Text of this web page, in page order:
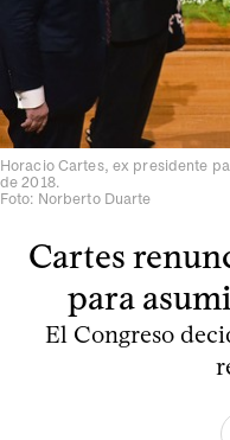
Horacio Cartes, ex presidente
de 2018.
Foto: Norberto Duarte
Cartes
para
El Congreso